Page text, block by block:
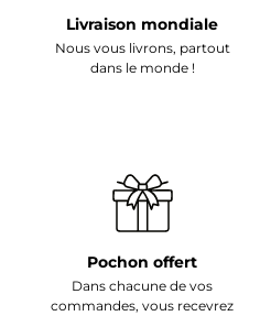
Livraison mondiale
Nous vous livrons, partout
dans le monde !
Pochon offert
Dans chacune de vos
commandes, vous recevrez